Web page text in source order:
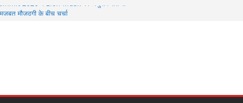
2026 में Elon Musk की अनुपस्थिति से
लोक अदालत के प्रचार प्रसार के लिए रथ रवाना
सीएस डॉ. राजकुमार चौधरी ने किया सम्मान